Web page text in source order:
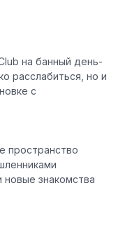
на банный день-
расслабиться, но и
с
пространство
знакомства